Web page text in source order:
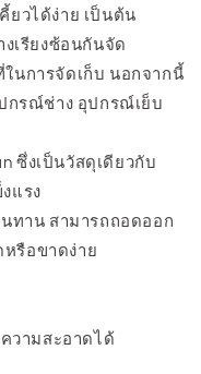
ยวได้ง่าย เป็นต้น
เรียงซ้อนกันจัด
นการจัดเก็บ นอกจากนี้
ปกรณ์ช่าง อุปกรณ์เย็บ
ซึ่งเป็นวัสดุเดียวกับ
แรง
ทาน สามารถถอดออก
หรือขาดง่าย
ความสะอาดได้